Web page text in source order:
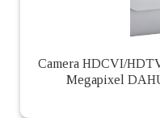
Camera HDCVI/
Megapixel